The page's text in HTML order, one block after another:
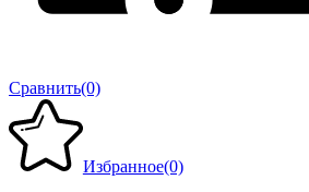
Сравнить(0)
Избранное(0)